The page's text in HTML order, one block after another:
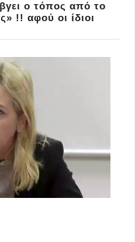
ο τόπος από το
!! αφού οι ίδιοι